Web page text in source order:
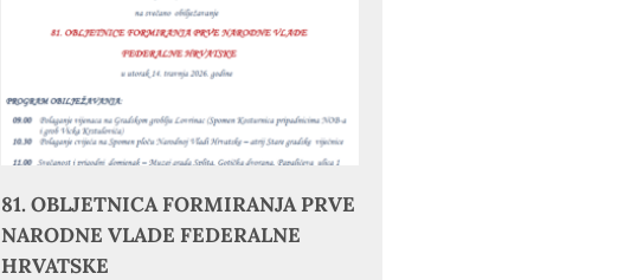
81. OBLJETNICA FORMIRANJA PRVE
NARODNE VLADE FEDERALNE
HRVATSKE